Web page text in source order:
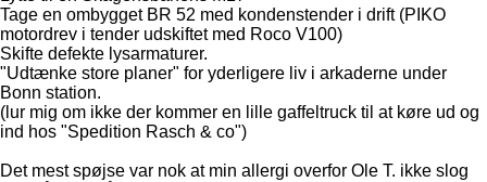
Tage en ombygget BR 52 med kondenstender i drift (PIKO
motordrev i tender udskiftet med Roco V100)
Skifte defekte lysarmaturer.
"Udtænke store planer" for yderligere liv i arkaderne under
Bonn station.
(lur mig om ikke der kommer en lille gaffeltruck til at køre ud og
ind hos "Spedition Rasch & co")
Det mest spøjse var nok at min allergi overfor Ole T. ikke slog